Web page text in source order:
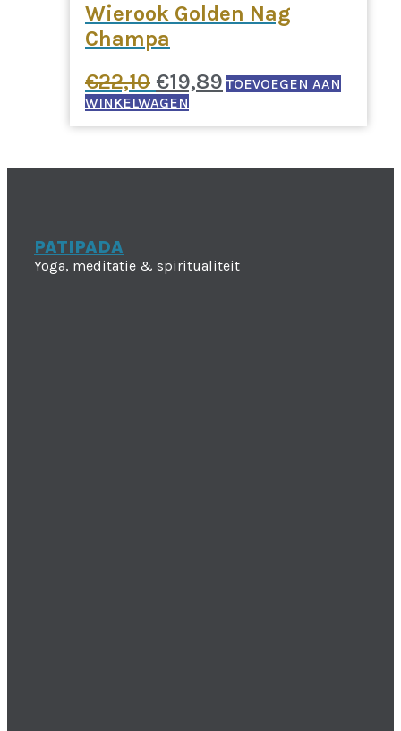
Wierook Golden Nag
Champa
€22,10 Oorspronkelijke
prijs
was:
€19,89Huidige
is:
TOEVOEGEN AAN
WINKELWAGEN
PATIPADA
Yoga, meditatie & spiritualiteit